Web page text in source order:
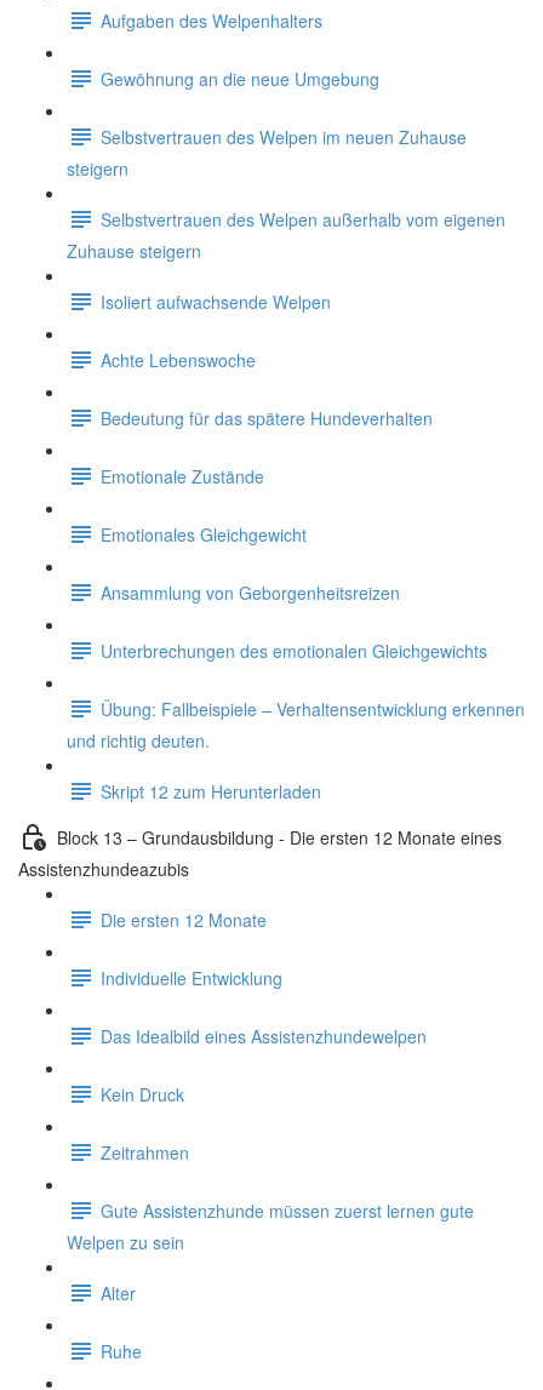
Aufgaben des Welpenhalters
Gewöhnung an die neue Umgebung
Selbstvertrauen des Welpen im neuen Zuhause
steigern
Selbstvertrauen des Welpen außerhalb vom eigenen
Zuhause steigern
Isoliert aufwachsende Welpen
Achte Lebenswoche
Bedeutung für das spätere Hundeverhalten
Emotionale Zustände
Emotionales Gleichgewicht
Ansammlung von Geborgenheitsreizen
Unterbrechungen des emotionalen Gleichgewichts
Übung: Fallbeispiele – Verhaltensentwicklung erkennen
und richtig deuten.
Skript 12 zum Herunterladen
Block 13 – Grundausbildung - Die ersten 12 Monate eines
Assistenzhundeazubis
Die ersten 12 Monate
Individuelle Entwicklung
Das Idealbild eines Assistenzhundewelpen
Kein Druck
Zeitrahmen
Gute Assistenzhunde müssen zuerst lernen gute
Welpen zu sein
Alter
Ruhe